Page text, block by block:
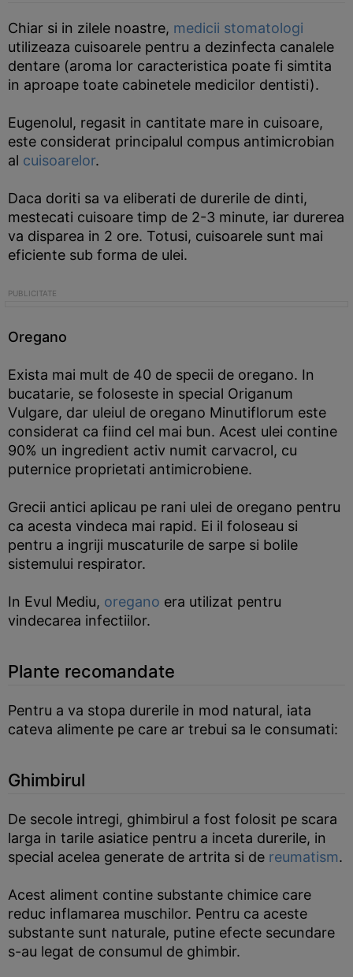
Chiar si in zilele noastre, medicii stomatologi
utilizeaza cuisoarele pentru a dezinfecta canalele
dentare (aroma lor caracteristica poate fi simtita
in aproape toate cabinetele medicilor dentisti).
Eugenolul, regasit in cantitate mare in cuisoare,
este considerat principalul compus antimicrobian
al cuisoarelor.
Daca doriti sa va eliberati de durerile de dinti,
mestecati cuisoare timp de 2-3 minute, iar durerea
va disparea in 2 ore. Totusi, cuisoarele sunt mai
eficiente sub forma de ulei.
Oregano
Exista mai mult de 40 de specii de oregano. In
bucatarie, se foloseste in special Origanum
Vulgare, dar uleiul de oregano Minutiflorum este
considerat ca fiind cel mai bun. Acest ulei contine
90% un ingredient activ numit carvacrol, cu
puternice proprietati antimicrobiene.
Grecii antici aplicau pe rani ulei de oregano pentru
ca acesta vindeca mai rapid. Ei il foloseau si
pentru a ingriji muscaturile de sarpe si bolile
sistemului respirator.
In Evul Mediu, oregano era utilizat pentru
vindecarea infectiilor.
Plante recomandate
Pentru a va stopa durerile in mod natural, iata
cateva alimente pe care ar trebui sa le consumati:
Ghimbirul
De secole intregi, ghimbirul a fost folosit pe scara
larga in tarile asiatice pentru a inceta durerile, in
special acelea generate de artrita si de reumatism.
Acest aliment contine substante chimice care
reduc inflamarea muschilor. Pentru ca aceste
substante sunt naturale, putine efecte secundare
s-au legat de consumul de ghimbir.